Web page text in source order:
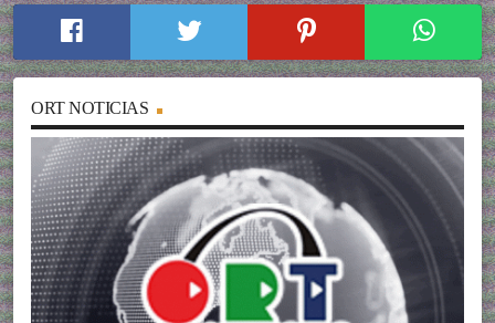
ORT NOTICIAS